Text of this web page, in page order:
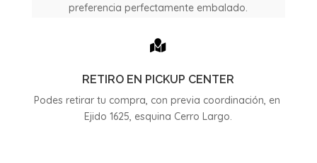
preferencia perfectamente embalado.

RETIRO EN PICKUP CENTER
Podes retirar tu compra, con previa coordinación, en
Ejido 1625, esquina Cerro Largo.